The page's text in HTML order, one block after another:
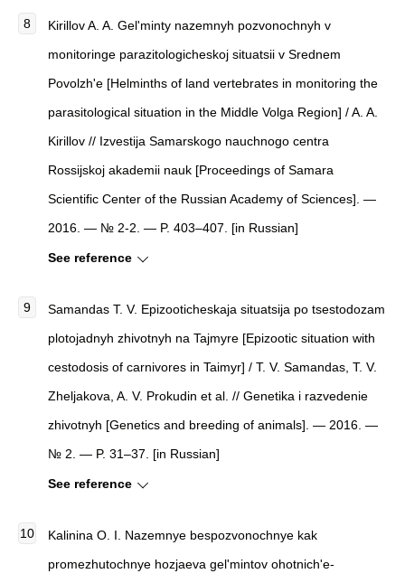
Kirillov A. A. Gel'minty nazemnyh pozvonochnyh v
monitoringe parazitologicheskoj situatsii v Srednem
Povolzh'e [Helminths of land vertebrates in monitoring the
parasitological situation in the Middle Volga Region] / A. A.
Kirillov // Izvestija Samarskogo nauchnogo centra
Rossijskoj akademii nauk [Proceedings of Samara
Scientific Center of the Russian Academy of Sciences]. —
2016. — № 2-2. — P. 403–407. [in Russian]
See reference
Samandas T. V. Epizooticheskaja situatsija po tsestodozam
plotojadnyh zhivotnyh na Tajmyre‌ [Epizootic situation with
cestodosis of carnivores in Taimyr] / T. V. Samandas, T. V.
Zheljakova, A. V. Prokudin et al. // Genetika i razvedenie
zhivotnyh [Genetics and breeding of animals]. — 2016. —
№ 2. — P. 31–37. [in Russian]
See reference
Kalinina O. I. Nazemnye bespozvonochnye kak
promezhutochnye hozjaeva gel'mintov ohotnich'e-